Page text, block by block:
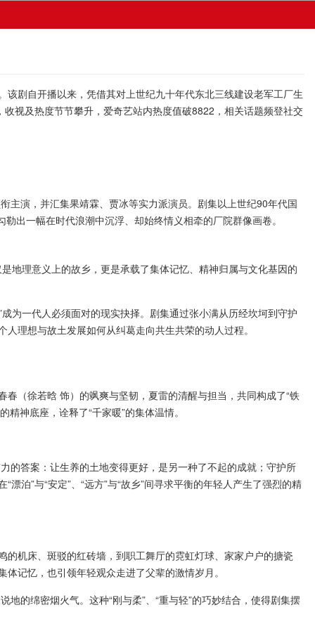
剧自开播以来，凭借其对上世纪九十年代东北三线建设老军工厂生
视及热度节节攀升，爱奇艺站内热度值破8822，相关话题频登社交
演，并汇集果靖霖、贾冰等实力派演员。剧集以上世纪90年代国
出一幅在时代浪潮中沉浮、却始终情义相牵的厂院群像画卷。
理意义上的故乡，更是承载了集体记忆、精神归属与文化基因的
一代人必须面对的现实抉择。剧集通过张小满从历经坎坷到守护
理想与故土发展如何从纠葛走向共生共荣的动人过程。
（徐若晗 饰）的飒爽与坚韧，夏雷的清醒与担当，共同构成了“铁
神底座，诠释了“千家暖”的集体温情。
答案：让生养的土地变得更好，是另一种了不起的成就；守护所
泊”与“安定”、“远方”与“故乡”间寻求平衡的年轻人产生了强烈的精
机床、斑驳的红砖墙，到职工舞厅的霓虹灯球、家家户户的搪瓷
记忆，也引领年轻观众走进了父辈的激情岁月。
绵密烟火气。这种“刚与柔”、“重与轻”的巧妙结合，使得剧集摆